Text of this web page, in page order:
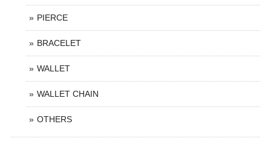
PIERCE
BRACELET
WALLET
WALLET CHAIN
OTHERS